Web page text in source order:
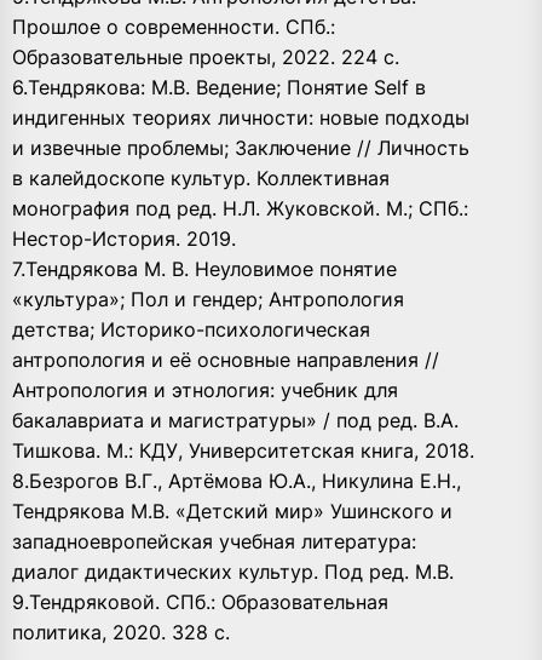
Прошлое о современности. СПб.:
Образовательные проекты, 2022. 224 с.
6.Тендрякова: М.В. Ведение; Понятие Self в
индигенных теориях личности: новые подходы
и извечные проблемы; Заключение // Личность
в калейдоскопе культур. Коллективная
монография под ред. Н.Л. Жуковской. М.; СПб.:
Нестор-История. 2019.
7.Тендрякова М. В. Неуловимое понятие
«культура»; Пол и гендер; Антропология
детства; Историко-психологическая
антропология и её основные направления //
Антропология и этнология: учебник для
бакалавриата и магистратуры» / под ред. В.А.
Тишкова. М.: КДУ, Университетская книга, 2018.
8.Безрогов В.Г., Артёмова Ю.А., Никулина Е.Н.,
Тендрякова М.В. «Детский мир» Ушинского и
западноевропейская учебная литература:
диалог дидактических культур. Под ред. М.В.
9.Тендряковой. СПб.: Образовательная
политика, 2020. 328 с.